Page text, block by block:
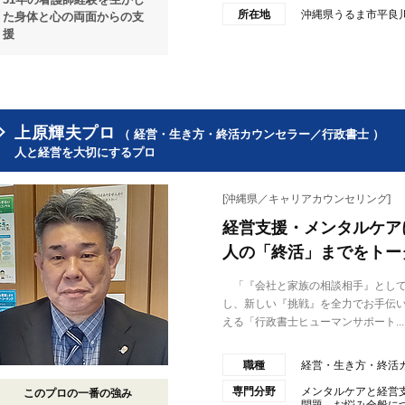
た身体と心の両面からの支
援
所在地 沖縄県うるま市平良
上原輝夫プロ
（ 経営・生き方・終活カウンセラー／行政書士 ）
人と経営を大切にするプロ
このプロの一番の強み
[沖縄県／キャリアカウンセリング]
経営支援・メンタルケ
人の「終活」までをト
「『会社と家族の相談相手』とし
し、新しい『挑戦』を全力でお手
える「行政書士ヒューマンサポート...
職種 経営・生き方・終活
専門分野
メンタルケアと経営